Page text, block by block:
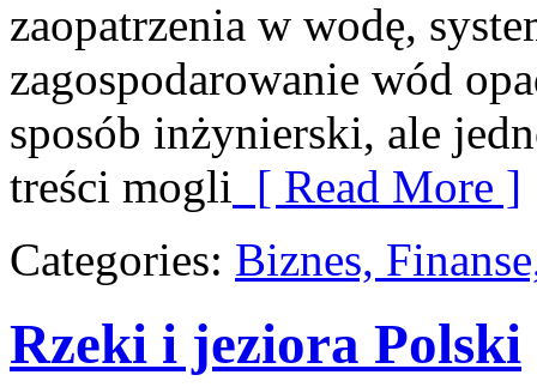
zaopatrzenia w wodę,
zagospodarowanie wód
sposób inżynierski, ale
treści mogli [ Read More ]
Categories: Biznes,
Rzeki i jeziora Polski